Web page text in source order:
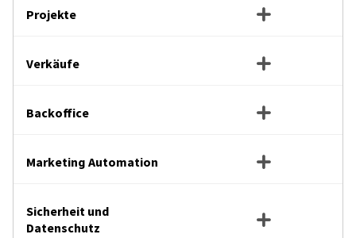
Projekte
Verkäufe
Backoffice
Marketing Automation
Sicherheit und
Datenschutz